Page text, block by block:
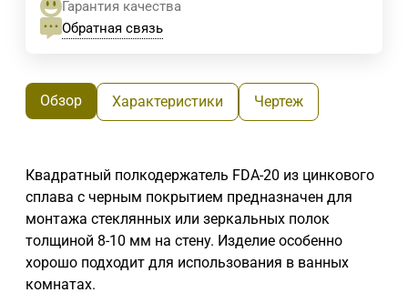
Гарантия качества
Обратная связь
Обзор Характеристики Чертеж
Квадратный полкодержатель FDA-20 из цинкового
сплава с черным покрытием предназначен для
монтажа стеклянных или зеркальных полок
толщиной 8-10 мм на стену. Изделие особенно
хорошо подходит для использования в ванных
комнатах.